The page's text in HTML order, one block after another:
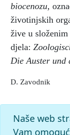
biocenozu,
životinjskih
žive u
djela:
Die Auster und
D. Zavodnik
Citiranje:
Möbius, Karl
Naše web
Vam